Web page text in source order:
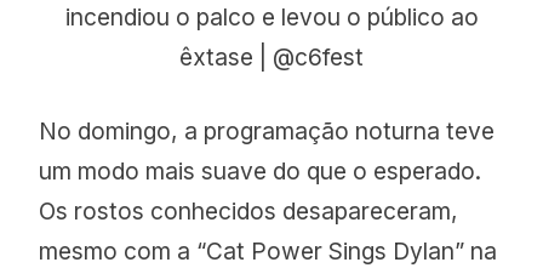
incendiou o palco e levou o público ao
êxtase | @c6fest
No domingo, a programação noturna teve
um modo mais suave do que o esperado.
Os rostos conhecidos desapareceram,
mesmo com a “Cat Power Sings Dylan” na